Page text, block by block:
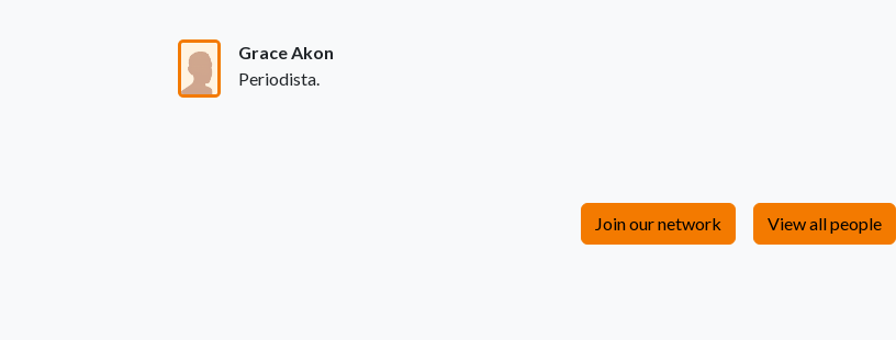
Grace Akon
Periodista.
Join our network View all people